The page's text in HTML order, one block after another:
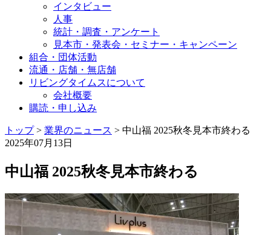
インタビュー
人事
統計・調査・アンケート
見本市・発表会・セミナー・キャンペーン
組合・団体活動
流通・店舗・無店舗
リビングタイムスについて
会社概要
購読・申し込み
トップ> 業界のニュース > 中山福 2025秋冬見本市終わる
2025年07月13日
中山福 2025秋冬見本市終わる